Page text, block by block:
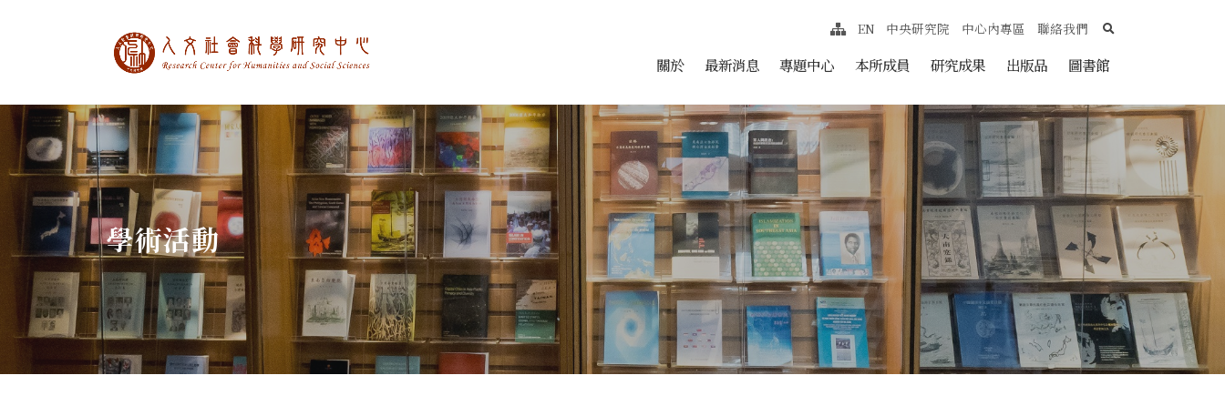
中央研究院人文社會科學研究中心 跳至中央區塊/Main Content
關於 最新消息 專題中心 本所成員 研究成果 出版品 圖書館
網站導覽
EN 中央研究院 中心內專區 聯絡我們 search
學術活動